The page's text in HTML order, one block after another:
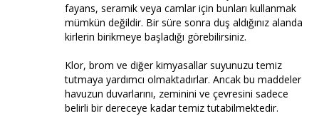
fayans, seramik veya camlar için bunları kullanmak
mümkün değildir. Bir süre sonra duş aldığınız alanda
kirlerin birikmeye başladığı görebilirsiniz.
Klor, brom ve diğer kimyasallar suyunuzu temiz
tutmaya yardımcı olmaktadırlar. Ancak bu maddeler
havuzun duvarlarını, zeminini ve çevresini sadece
belirli bir dereceye kadar temiz tutabilmektedir.